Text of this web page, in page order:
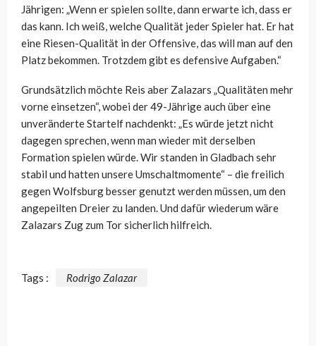
Jährigen: „Wenn er spielen sollte, dann erwarte ich, dass er
das kann. Ich weiß, welche Qualität jeder Spieler hat. Er hat
eine Riesen-Qualität in der Offensive, das will man auf den
Platz bekommen. Trotzdem gibt es defensive Aufgaben.“
Grundsätzlich möchte Reis aber Zalazars „Qualitäten mehr
vorne einsetzen“, wobei der 49-Jährige auch über eine
unveränderte Startelf nachdenkt: „Es würde jetzt nicht
dagegen sprechen, wenn man wieder mit derselben
Formation spielen würde. Wir standen in Gladbach sehr
stabil und hatten unsere Umschaltmomente“ – die freilich
gegen Wolfsburg besser genutzt werden müssen, um den
angepeilten Dreier zu landen. Und dafür wiederum wäre
Zalazars Zug zum Tor sicherlich hilfreich.
Tags : Rodrigo Zalazar